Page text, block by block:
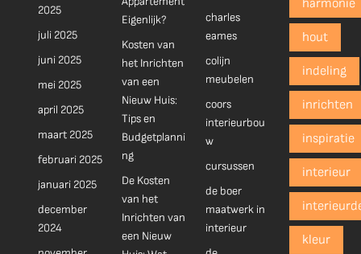
2025
juli 2025
juni 2025
mei 2025
april 2025
maart 2025
februari 2025
januari 2025
december
2024
Eigenlijk?
Kosten van
het Inrichten
van een
Nieuw Huis:
Tips en
Budgetplanni
ng
De Kosten
van het
Inrichten van
een Nieuw
charles
eames
colijn
meubelen
coors
interieurbou
w
cursussen
de boer
maatwerk in
interieur
harmonie
hout
indeling
inrichten
inspiratie
interieur
kleur